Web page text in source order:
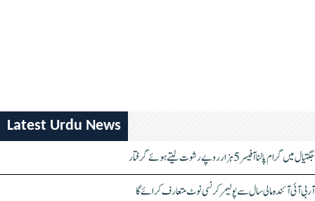
Latest Urdu News
جگتیال میں گرام پالنا آفیسر 5 ہزار روپے رشوت لیتے ہوئے گرفتار
آر بی آئی آئندہ مالی سال سے پولیمر کرنسی نوٹ متعارف کرائے گا